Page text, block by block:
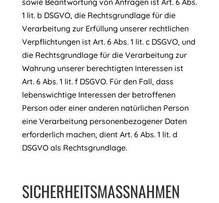
sowie Beantwortung von Anfragen ist Art. 6 Abs.
1 lit. b DSGVO, die Rechtsgrundlage für die
Verarbeitung zur Erfüllung unserer rechtlichen
Verpflichtungen ist Art. 6 Abs. 1 lit. c DSGVO, und
die Rechtsgrundlage für die Verarbeitung zur
Wahrung unserer berechtigten Interessen ist
Art. 6 Abs. 1 lit. f DSGVO. Für den Fall, dass
lebenswichtige Interessen der betroffenen
Person oder einer anderen natürlichen Person
eine Verarbeitung personenbezogener Daten
erforderlich machen, dient Art. 6 Abs. 1 lit. d
DSGVO als Rechtsgrundlage.
SICHERHEITSMASSNAHMEN